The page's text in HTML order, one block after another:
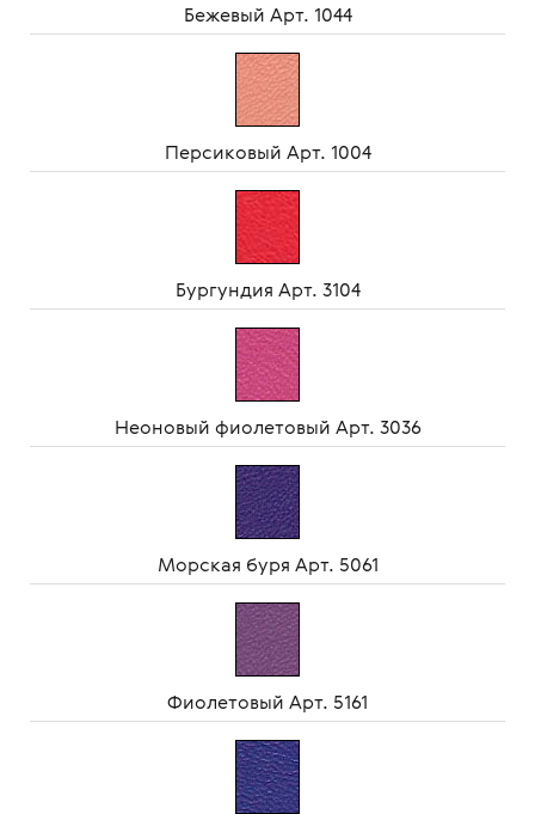
Бежевый Арт. 1044
Персиковый Арт. 1004
Бургундия Арт. 3104
Неоновый фиолетовый Арт. 3036
Морская буря Арт. 5061
Фиолетовый Арт. 5161